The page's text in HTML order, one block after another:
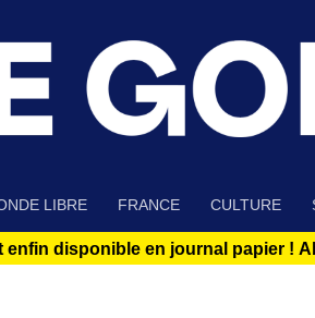
LIBRE FRANCE CULTURE
enfin disponible en journal papier !